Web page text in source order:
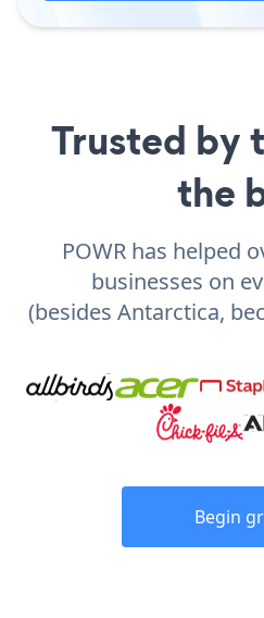
Trusted by
the
POWR has helped
businesses on
(besides Antarctica,
Begin